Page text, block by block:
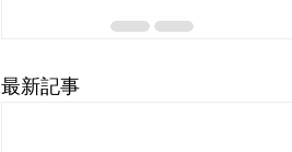
最新記事